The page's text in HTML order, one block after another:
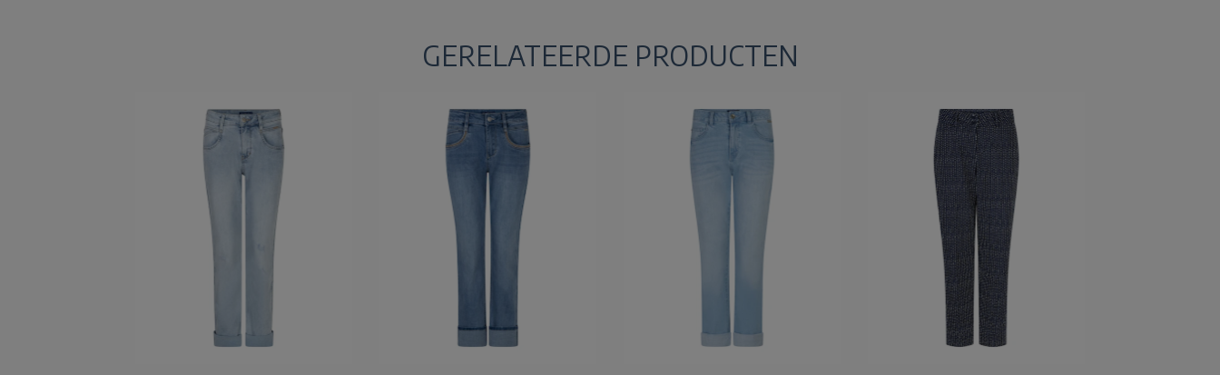
GERELATEERDE PRODUCTEN